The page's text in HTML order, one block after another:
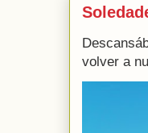
volver a